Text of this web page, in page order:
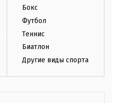
Бокс
Футбол
Теннис
Биатлон
Другие виды спорта